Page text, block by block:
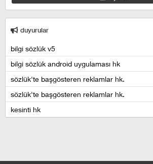
duyurular
bilgi sözlük v5
bilgi sözlük android uygulaması hk
sözlük'te başgösteren reklamlar hk.
sözlük'te başgösteren reklamlar hk.
kesinti hk